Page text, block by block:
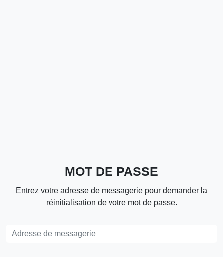
MOT DE PASSE
Entrez votre adresse de messagerie pour demander la
réinitialisation de votre mot de passe.